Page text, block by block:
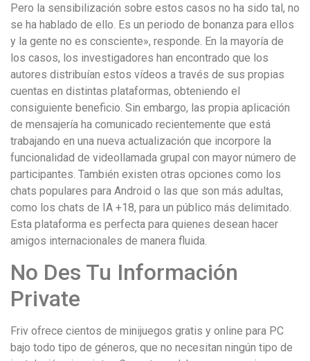
Pero la sensibilización sobre estos casos no ha sido tal, no
se ha hablado de ello. Es un periodo de bonanza para ellos
y la gente no es consciente», responde. En la mayoría de
los casos, los investigadores han encontrado que los
autores distribuían estos vídeos a través de sus propias
cuentas en distintas plataformas, obteniendo el
consiguiente beneficio. Sin embargo, las propia aplicación
de mensajería ha comunicado recientemente que está
trabajando en una nueva actualización que incorpore la
funcionalidad de videollamada grupal con mayor número de
participantes. También existen otras opciones como los
chats populares para Android o las que son más adultas,
como los chats de IA +18, para un público más delimitado.
Esta plataforma es perfecta para quienes desean hacer
amigos internacionales de manera fluida.
No Des Tu Información
Private
Friv ofrece cientos de minijuegos gratis y online para PC
bajo todo tipo de géneros, que no necesitan ningún tipo de